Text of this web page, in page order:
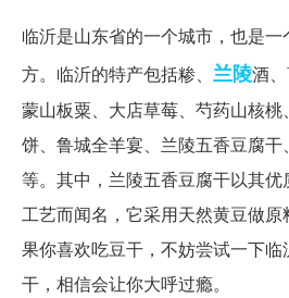
临沂是山东省的一个城市，也是
方。临沂的特产包括糁、 兰陵酒
蒙山板粟、大店草莓、芍药山核
饼、鲁城全羊宴、兰陵五香豆腐
等。其中，兰陵五香豆腐干以其
工艺而闻名，它采用天然黄豆做
果你喜欢吃豆干，不妨尝试一下
干，相信会让你大呼过瘾。